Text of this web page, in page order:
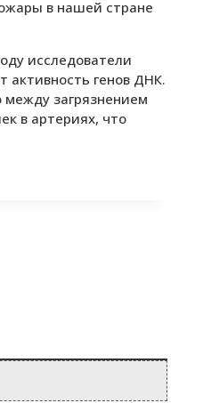
в нашей стране
исследователи
активность генов ДНК.
загрязнением
в артериях, что